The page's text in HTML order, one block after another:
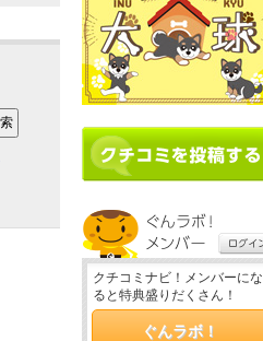
クチコミナビ！メンバーにな
ると特典盛りだくさん！
ぐんラボ！